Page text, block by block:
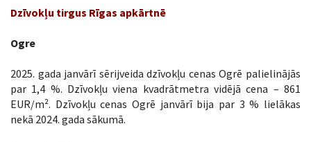
Dzīvokļu tirgus Rīgas apkārtnē
Ogre
2025. gada janvārī sērijveida dzīvokļu cenas Ogrē palielinājās
par 1,4 %. Dzīvokļu viena kvadrātmetra vidējā cena – 861
EUR/m². Dzīvokļu cenas Ogrē janvārī bija par 3 % lielākas
nekā 2024. gada sākumā.